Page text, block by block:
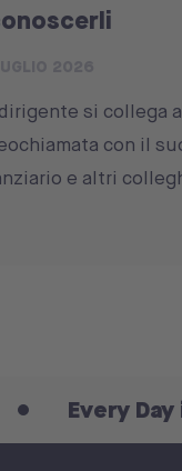
si collega
con il
e altri
Day is an